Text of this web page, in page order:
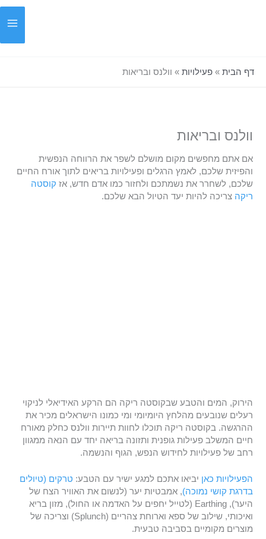
דף הבית » פעילויות » וולנס ובריאות
וולנס ובריאות
אם אתם מחפשים מקום מושלם לשפר את הרווחה הנפשית
והפיזית שלכם, לאמץ הרגלים ופעילויות בריאים לתוך אורח החיים
שלכם, לשחרר את נשמתכם ולחזור כמו אדם חדש, אז קוסטה
ריקה צריכה להיות יעד הטיול הבא שלכם.
הירוק, המים והטבע שבקוסטה ריקה הם הרקע האידיאלי לניקוי
רעלים שנובעים מהלחץ היומיומי ומי כמונו הישראלים מכיר את
ההרגשה. בקוסטה ריקה תוכלו לחוות תיירות וולנס כחלק מאורח
חיים המשלב פעילות גופנית ותזונה בריאה יחד עם הנאה ממגוון
רחב של פעילויות לחידוש הנפש, הגוף והנשמה.
הפעילויות כאן יביאו אתכם למגע ישיר עם הטבע: טרקים (טיולים
בדרגת קושי נמוכה), אמבטיות יער (לנשום את האוויר הצח של
היער), Earthing (לטייל יחפים על האדמה או החול), מזון בריא
ואיכותי, שילוב של ספא וארוחת צהריים (Splunch) וצריכה של
מוצרים מקומיים בסביבה טבעית.